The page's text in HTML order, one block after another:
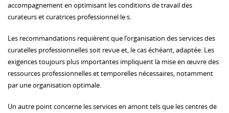
accompagnement en optimisant les conditions de travail des
curateurs et curatrices professionnel·le·s.
Les recommandations requièrent que l’organisation des services des
curatelles professionnelles soit revue et, le cas échéant, adaptée. Les
exigences toujours plus importantes impliquent la mise en œuvre des
ressources professionnelles et temporelles nécessaires, notamment
par une organisation optimale.
Un autre point concerne les services en amont tels que les centres de